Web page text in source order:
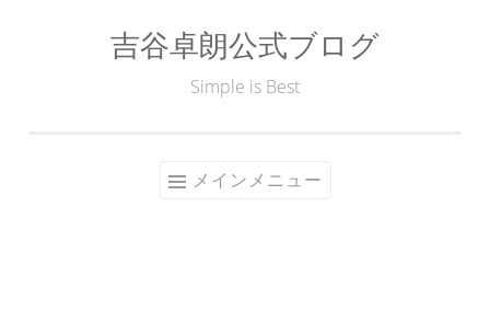
吉谷卓朗公式ブログ
Simple is Best
メインメニュー